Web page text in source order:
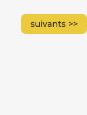
suivants >>